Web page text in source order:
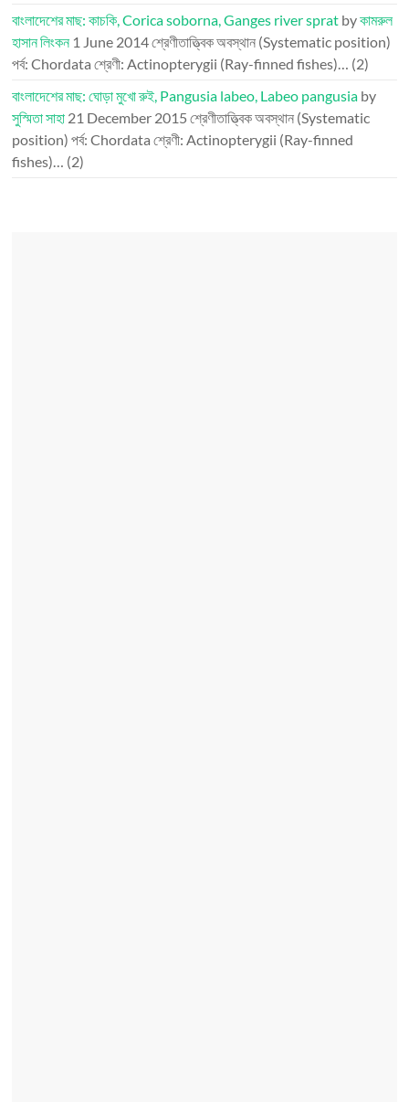
বাংলাদেশের মাছ: কাচকি, Corica soborna, Ganges river sprat byকামরুল
হাসান লিংকন 1 June 2014শ্রেণীতাত্ত্বিক অবস্থান (Systematic position)
পর্ব: Chordata শ্রেণী: Actinopterygii (Ray-finned fishes)… (2)
বাংলাদেশের মাছ: ঘোড়া মুখো রুই, Pangusia labeo, Labeo pangusia by
সুস্মিতা সাহা 21 December 2015 শ্রেণীতাত্ত্বিক অবস্থান (Systematic
position) পর্ব: Chordata শ্রেণী: Actinopterygii (Ray-finned
fishes)… (2)